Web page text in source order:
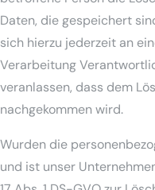
Daten, die gespeichert
sich hierzu jederzeit an
Verarbeitung
veranlassen, dass dem
nachgekommen wird.
Wurden die
und ist unser